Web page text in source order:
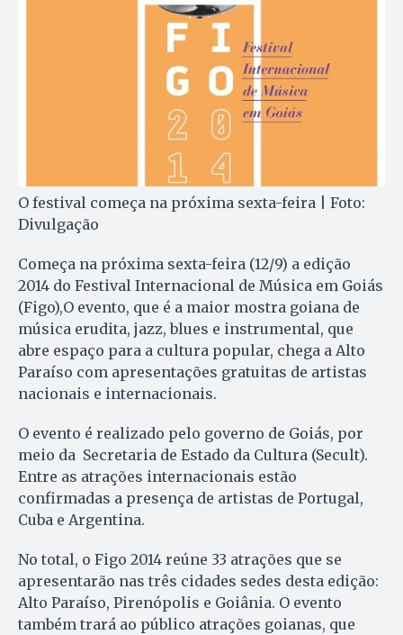
O festival começa na próxima sexta-feira | Foto:
Divulgação
Começa na próxima sexta-feira (12/9) a edição
2014 do Festival Internacional de Música em Goiás
(Figo),O evento, que é a maior mostra goiana de
música erudita, jazz, blues e instrumental, que
abre espaço para a cultura popular, chega a Alto
Paraíso com apresentações gratuitas de artistas
nacionais e internacionais.
O evento é realizado pelo governo de Goiás, por
meio da Secretaria de Estado da Cultura (Secult).
Entre as atrações internacionais estão
confirmadas a presença de artistas de Portugal,
Cuba e Argentina.
No total, o Figo 2014 reúne 33 atrações que se
apresentarão nas três cidades sedes desta edição:
Alto Paraíso, Pirenópolis e Goiânia. O evento
também trará ao público atrações goianas, que